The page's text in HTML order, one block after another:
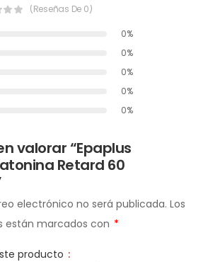
(Reseñas De 0)
0%
0%
0%
0%
0%
valorar “Epaplus
Retard 60
electrónico no será publicada. Los
están marcados con *
producto :